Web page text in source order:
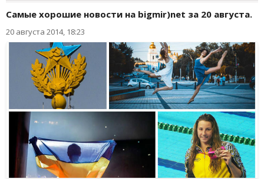
Самые хорошие новости на bigmir)net за 20 августа.
20 августа 2014, 18:23